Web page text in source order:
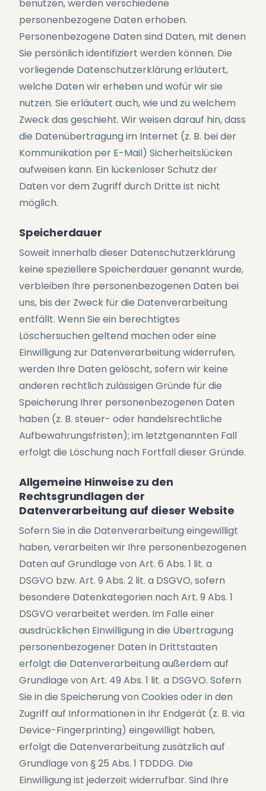
benutzen, werden verschiedene
personenbezogene Daten erhoben.
Personenbezogene Daten sind Daten, mit denen
Sie persönlich identifiziert werden können. Die
vorliegende Datenschutzerklärung erläutert,
welche Daten wir erheben und wofür wir sie
nutzen. Sie erläutert auch, wie und zu welchem
Zweck das geschieht. Wir weisen darauf hin, dass
die Datenübertragung im Internet (z. B. bei der
Kommunikation per E-Mail) Sicherheitslücken
aufweisen kann. Ein lückenloser Schutz der
Daten vor dem Zugriff durch Dritte ist nicht
möglich.
Speicherdauer
Soweit innerhalb dieser Datenschutzerklärung
keine speziellere Speicherdauer genannt wurde,
verbleiben Ihre personenbezogenen Daten bei
uns, bis der Zweck für die Datenverarbeitung
entfällt. Wenn Sie ein berechtigtes
Löschersuchen geltend machen oder eine
Einwilligung zur Datenverarbeitung widerrufen,
werden Ihre Daten gelöscht, sofern wir keine
anderen rechtlich zulässigen Gründe für die
Speicherung Ihrer personenbezogenen Daten
haben (z. B. steuer- oder handelsrechtliche
Aufbewahrungsfristen); im letztgenannten Fall
erfolgt die Löschung nach Fortfall dieser Gründe.
Allgemeine Hinweise zu den
Rechtsgrundlagen der
Datenverarbeitung auf dieser Website
Sofern Sie in die Datenverarbeitung eingewilligt
haben, verarbeiten wir Ihre personenbezogenen
Daten auf Grundlage von Art. 6 Abs. 1 lit. a
DSGVO bzw. Art. 9 Abs. 2 lit. a DSGVO, sofern
besondere Datenkategorien nach Art. 9 Abs. 1
DSGVO verarbeitet werden. Im Falle einer
ausdrücklichen Einwilligung in die Übertragung
personenbezogener Daten in Drittstaaten
erfolgt die Datenverarbeitung außerdem auf
Grundlage von Art. 49 Abs. 1 lit. a DSGVO. Sofern
Sie in die Speicherung von Cookies oder in den
Zugriff auf Informationen in Ihr Endgerät (z. B. via
Device-Fingerprinting) eingewilligt haben,
erfolgt die Datenverarbeitung zusätzlich auf
Grundlage von § 25 Abs. 1 TDDDG. Die
Einwilligung ist jederzeit widerrufbar. Sind Ihre